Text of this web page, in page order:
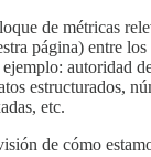
de métricas
página) entre
autoridad
estructurados,
etc.
de cómo